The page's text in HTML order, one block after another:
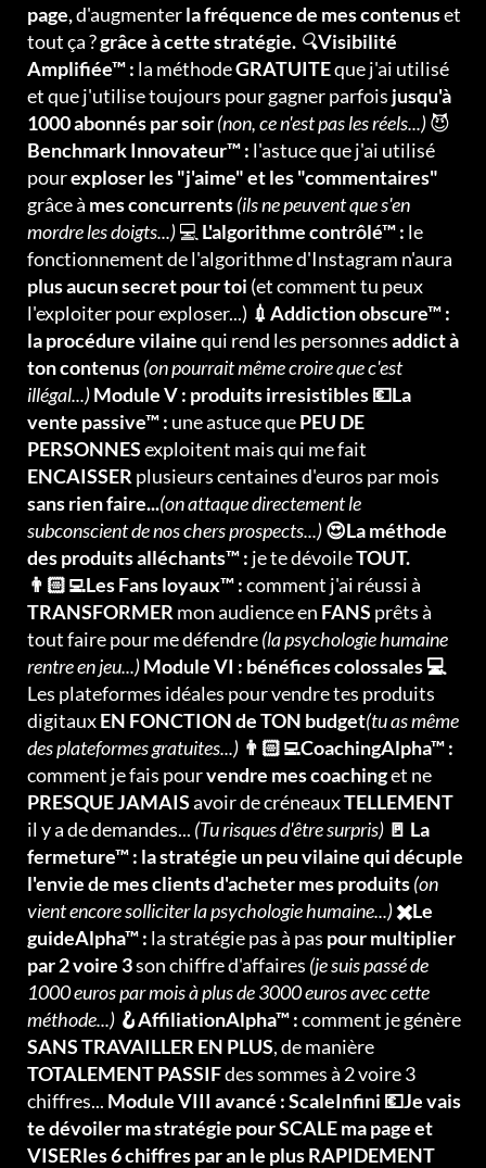
page,d'augmenterla fréquence de mes contenuset
tout ça ?grâce à cette stratégie. 🔍Visibilité
Amplifiée™ : la méthodeGRATUITEque j'ai utilisé
et que j'utilise toujours pour gagner parfois jusqu'à
1000 abonnés par soir(non, ce n'est pas les réels...)😈
Benchmark Innovateur™ : l'astuce que j'ai utilisé
pourexploser les "j'aime" et les "commentaires"
grâce à mes concurrents(ils ne peuvent que s'en
mordre les doigts...)💻 L'algorithme contrôlé™ : le
fonctionnement de l'algorithme d'Instagram n'aura
plus aucun secret pour toi (et comment tu peux
l'exploiter pour exploser...) 💉Addiction obscure™ :
la procédure vilainequi rend les personnesaddict à
ton contenus(on pourrait même croire que c'est
illégal...)Module V : produits irresistibles 💶La
vente passive™ : une astuce quePEU DE
PERSONNESexploitent mais qui me fait
ENCAISSER plusieurs centaines d'euros par mois
sans rien faire...(on attaque directement le
subconscient de nos chers prospects...)😍La méthode
des produits alléchants™ : je te dévoileTOUT.
👨🏻‍💻Les Fans loyaux™ :comment j'ai réussi à
TRANSFORMER mon audience en FANS prêts à
tout faire pour me défendre(la psychologie humaine
rentre en jeu...)Module VI : bénéfices colossales 💻
Les plateformes idéales pour vendre tes produits
digitauxEN FONCTION de TON budget(tu as même
des plateformes gratuites...) 👨🏻‍💻CoachingAlpha™ :
comment je fais pourvendre mes coachinget ne
PRESQUE JAMAISavoir de créneauxTELLEMENT
il y a de demandes... (Tu risques d'être surpris) 🚪 La
fermeture™ : la stratégie un peu vilaine qui décuple
l'envie de mes clients d'acheter mes produits(on
vient encore solliciter la psychologie humaine...)✖️Le
guideAlpha™ : la stratégie pas à pas pour multiplier
par 2 voire 3son chiffre d'affaires (je suis passé de
1000 euros par mois à plus de 3000 euros avec cette
méthode...) 🪝AffiliationAlpha™ :comment je génère
SANS TRAVAILLER EN PLUS, de manière
TOTALEMENT PASSIFdes sommes à 2 voire 3
chiffres... Module VIII avancé : ScaleInfini 💶Je vais
te dévoiler ma stratégie pour SCALE ma page et
VISERles 6 chiffres par an le plus RAPIDEMENT